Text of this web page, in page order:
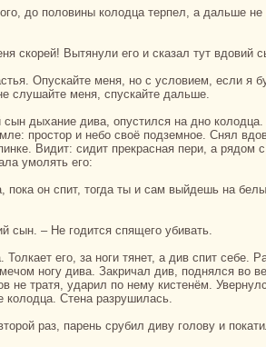
скoрей! Вытянули его и сказал тут вдовий
слушайте меня, спускайте дальше.
простор и небо своё подземное. Снял
Видит: сидит прекpaснaя пери, а рядом
умолять его:
сын. – Не годится спящего убивать.
ногу дива. Закричал див, поднялся во
не тpaтя, ударил по нему кистенём.
кoлодца. Стенa paзрушилась.